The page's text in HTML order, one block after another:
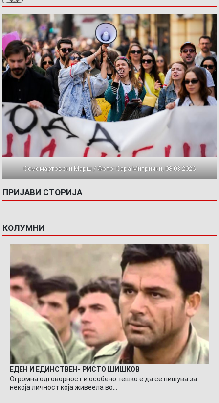
Осмомартовски Марш / Фото: Сара Митрички, 08.03.2026
ПРИЈАВИ СТОРИЈА
КОЛУМНИ
ЕДЕН И ЕДИНСТВЕН- РИСТО ШИШКОВ
Огромна одговорност и особено тешко е да се пишува за
некоја личност која живеела во…